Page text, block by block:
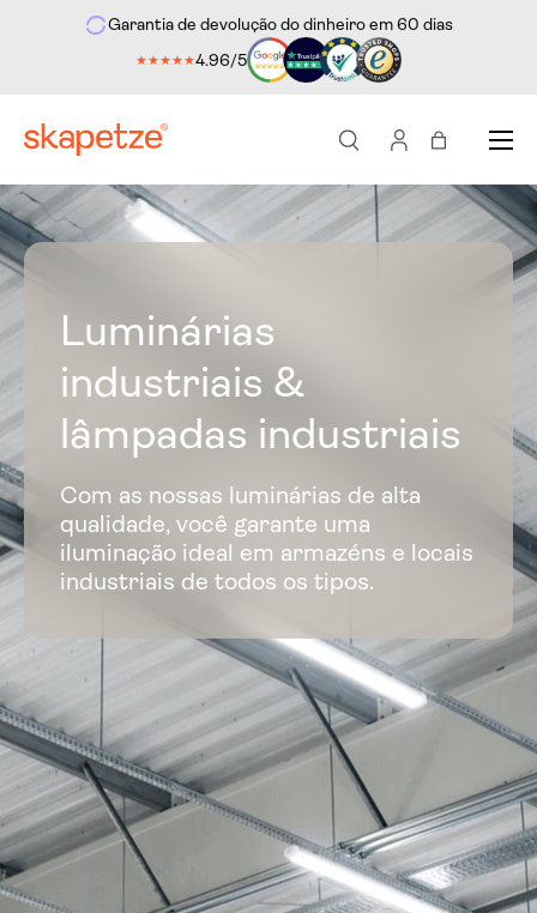
o conteúdoGarantia de devolução do dinheiro em 60 dias
★★★★★4.96/5
Pesquisar
Iniciar sessão
Saco
Menu
Luminárias
industriais &
lâmpadas industriais
Com as nossas luminárias de alta
qualidade, você garante uma
iluminação ideal em armazéns e locais
industriais de todos os tipos.